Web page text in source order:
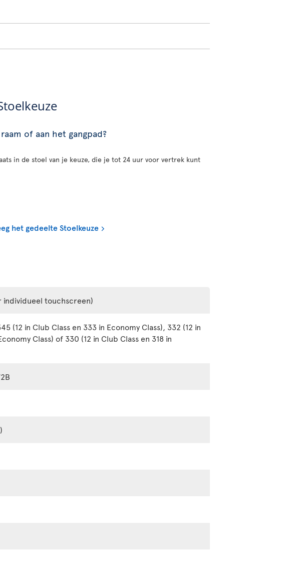
of aan het gangpad?
in de stoel van je keuze, die je tot 24 uur voor vertrek kunt
het gedeelte Stoelkeuze
individueel touchscreen)
(12 in Club Class en 333 in Economy Class), 332 (12 in
Class) of 330 (12 in Club Class en 318 in